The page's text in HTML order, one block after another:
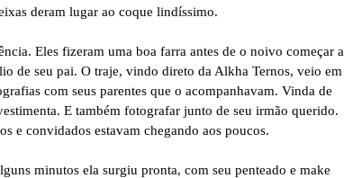
deram lugar ao coque lindíssimo.
Eles fizeram uma boa farra antes de o noivo começar a
de seu pai. O traje, vindo direto da Alkha Ternos, veio em
com seus parentes que o acompanhavam. Vinda de
E também fotografar junto de seu irmão querido.
e convidados estavam chegando aos poucos.
minutos ela surgiu pronta, com seu penteado e make